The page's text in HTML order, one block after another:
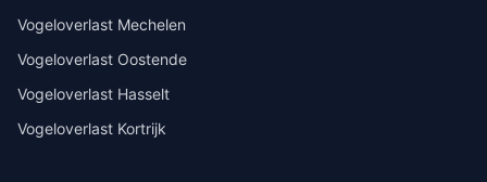
Vogeloverlast Mechelen
Vogeloverlast Oostende
Vogeloverlast Hasselt
Vogeloverlast Kortrijk